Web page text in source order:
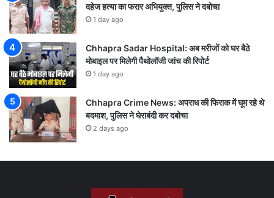
दहेज हत्या का फरार अभियुक्त, पुलिस ने दबोचा
1 day ago
Chhapra Sadar Hospital: अब मरीजों को घर बैठे
मोबाइल पर मिलेगी पैथोलॉजी जांच की रिपोर्ट
1 day ago
Chhapra Crime News: अपराध की फिराक में घूम रहे थे
बदमाश, पुलिस ने घेराबंदी कर दबोचा
2 days ago